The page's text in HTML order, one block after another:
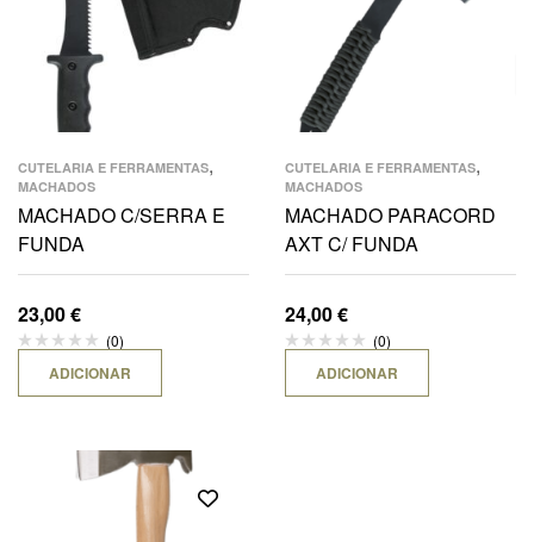
CUTELARIA E FERRAMENTAS,
MACHADOS
MACHADO C/SERRA E
FUNDA
23,00€
(0)
ADICIONAR
CUTELARIA E FERRAMENTAS,
MACHADOS
MACHADO PARACORD
AXT C/ FUNDA
24,00€
(0)
ADICIONAR